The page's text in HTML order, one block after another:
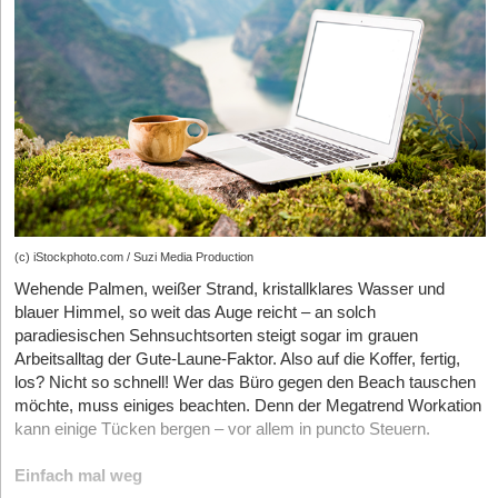
Versicherungsumfang automatisch bis 25.000 EUR enthalten
sind. Zusätzlich können Photovoltaikanlagen entsprechend Ihrer
Leistung mitversichert werden. Darüber hinaus erhalten
Unternehmen im Schadenfall zusätzlich zur vertraglich
vereinbarten Schadenzahlung bis zu 25.000 Euro an
Mehrleistungen, wenn zum Beispiel bei einem Heizungstausch
eine herkömmliche Ölheizung gegen eine Wärmepumpe ersetzt
wird oder bei einer Reparatur die Außendämmung erneuert wird.
Ebenso können behinderten- und altersgerechte Umbauten im
Gebäude oder in den einzelnen Wohneinheiten durch die
Zusatzleistungen des Umwelt- und Nachhaltigkeitsbausteins
Recht haben ist nicht Recht bekommen
Auch wenn man selbst eigentlich kein „Streithansel“ ist: Sind
Kund:innen unzufrieden oder fühlen sich Mitarbeiter:innen
ungerecht behandelt, hat man schnell eine Klage am Hals. Oder
man selbst ist mit den Leistungen eines Lieferanten unzufrieden
und möchte sich dagegen wehren und sein Recht durchsetzen.
Egal worum es geht – immer sind Rechtsstreitigkeiten vor allem
(c) iStockphoto.com / Suzi Media Production
Wehende Palmen, weißer Strand, kristallklares Wasser und
blauer Himmel, so weit das Auge reicht – an solch
paradiesischen Sehnsuchtsorten steigt sogar im grauen
Arbeitsalltag der Gute-Laune-Faktor. Also auf die Koffer, fertig,
los? Nicht so schnell! Wer das Büro gegen den Beach tauschen
möchte, muss einiges beachten. Denn der Megatrend Workation
kann einige Tücken bergen – vor allem in puncto Steuern.
Einfach mal weg